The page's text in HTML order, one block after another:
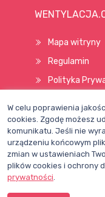
Mapa witryny
Regulamin
Polityka
W celu poprawienia
cookies. Zgodę możesz
komunikatu. Jeśli nie
urządzeniu końcowym
zmian w ustawieniach
plików cookies i ochrony
prywatności.